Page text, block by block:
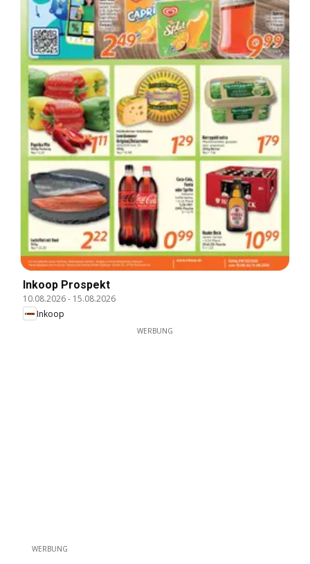
Inkoop Prospekt
10.08.2026- 15.08.2026
Inkoop
WERBUNG
WERBUNG